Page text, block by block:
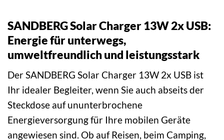
SANDBERG Solar Charger 13W 2x USB:
Energie für unterwegs,
umweltfreundlich und leistungsstark
Der SANDBERG Solar Charger 13W 2x USB ist
Ihr idealer Begleiter, wenn Sie auch abseits der
Steckdose auf ununterbrochene
Energieversorgung für Ihre mobilen Geräte
angewiesen sind. Ob auf Reisen, beim Camping,